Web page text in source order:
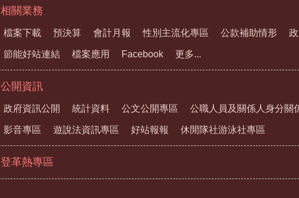
相關業務
檔案下載 預決算 會計月報 性別主流化專區 公款補助情形
節能好站連結 檔案應用 Facebook 更多...
公開資訊
政府資訊公開 統計資料 公文公開專區 公職人員及關係人身分關
影音專區 遊說法資訊專區 好站報報 休閒隊社游泳社專區
登革熱專區